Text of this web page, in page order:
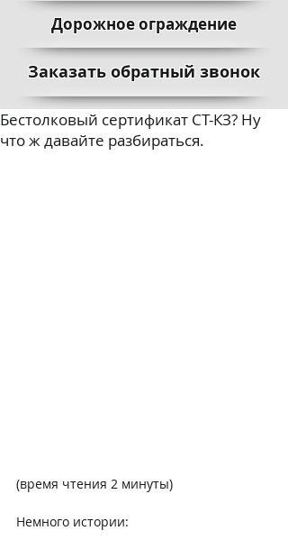
Дорожное ограждение
Заказать обратный звонок
Бестолковый сертификат СТ-КЗ? Ну
что ж давайте разбираться.
(время чтения 2 минуты)
Немного истории: